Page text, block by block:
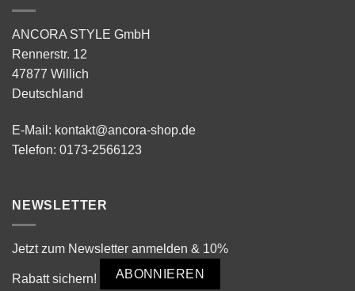
ANCORA STYLE GmbH
Rennerstr. 12
47877 Willich
Deutschland
E-Mail: kontakt@ancora-shop.de
Telefon: 0173-2566123
NEWSLETTER
Jetzt zum Newsletter anmelden & 10%
Rabatt sichern! ABONNIEREN